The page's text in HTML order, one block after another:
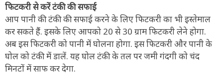
फिटकरी से करें टंकी की सफाई
आप पानी की टंकी की सफाई करने के लिए फिटकरी का भी इस्तेमाल
कर सकते हैं. इसके लिए आपको 20 से 30 ग्राम फिटकरी लेने होगा.
अब इस फिटकरी को पानी में घोलना होगा. इस फिटकरी और पानी के
घोल को टंकी में डालें. यह घोल टंकी के तल पर जमी गंदगी को चंद
मिनटों में साफ कर देगा.